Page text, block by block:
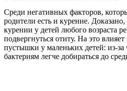
Среди негативных факторов,
родители есть и курение.
курении у детей любого возраста
подвергнуться отиту. На это
пустышки у маленьких детей: из-за
бактериям легче добираться до